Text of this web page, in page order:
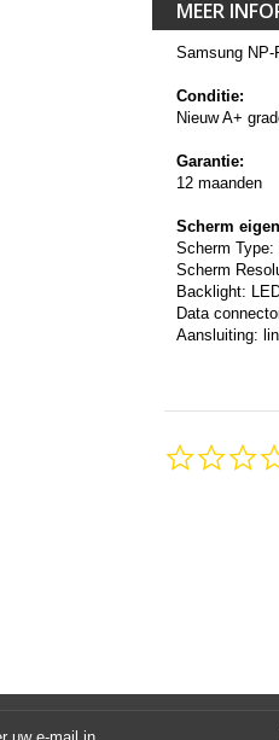
MEER
Samsung NP-
Conditie:
Nieuw A+
Garantie:
12 maanden
Scherm
Scherm Type:
Scherm
Backlight:
Data
Aansluiting: